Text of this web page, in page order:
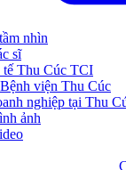
nhìn
sĩ
tế Thu Cúc TCI
viện Thu Cúc
nghiệp tại Thu
ảnh